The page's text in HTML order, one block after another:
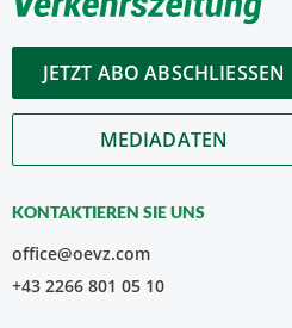
JETZT ABO ABSCHLIESSEN
MEDIADATEN
KONTAKTIEREN SIE UNS
office@oevz.com
+43 2266 801 05 10